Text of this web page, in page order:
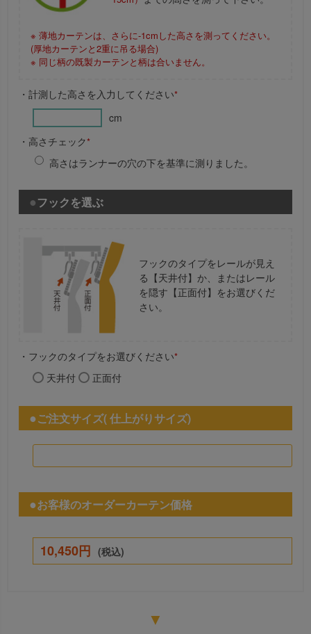
※ 薄地カーテンは、さらに-1cmした高さを測ってください。
(厚地カーテンと2重に吊る場合)
※ 同じ柄の既製カーテンと柄は合いません。
・計測した高さを入力してください*
cm
・高さチェック*
高さはランナーの穴の下を基準に測りました。
フックを選ぶ
フックのタイプをレールが見え
る【天井付】か、またはレール
を隠す【正面付】をお選びくだ
さい。
・フックのタイプをお選びください*
天井付 正面付
ご注文サイズ( 仕上がりサイズ)
お客様のオーダーカーテン価格
10,450円 (税込)
▼